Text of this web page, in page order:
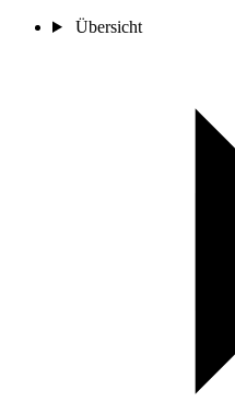
Übersicht